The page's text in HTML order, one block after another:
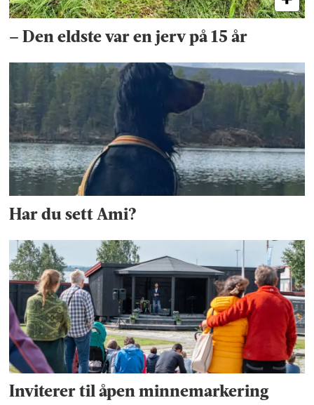
– Den eldste var en jerv på 15 år
Har du sett Ami?
Inviterer til åpen minnemarkering